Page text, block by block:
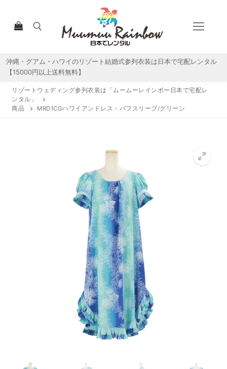
ツ
検索:
沖縄・グアム・ハワイのリゾート結婚式参列衣装は日本で宅配レンタル
【15000円以上送料無料】
HOME
宅配レンタルについて
宅配レンタル商品一覧
来店試着
お客様の声
お問い合わせ
来店レンタル
検
索:
リゾートウェディング参列衣装は「ムームーレインボー日本で宅配レ
ンタル」
商品
MRD1CGハワイアンドレス・パフスリーブ/グリーン